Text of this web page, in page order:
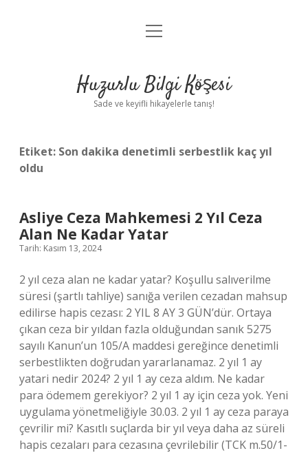
Anasayfa
Yasal Uyarı
menüyü
Huzurlu Bilgi Köşesi
Sade ve keyifli hikayelerle tanış!
Etiket: Son dakika denetimli serbestlik kaç yıl
oldu
Asliye Ceza Mahkemesi 2 Yıl Ceza
Alan Ne Kadar Yatar
Tarih: Kasım 13, 2024
2 yıl ceza alan ne kadar yatar? Koşullu salıverilme
süresi (şartlı tahliye) sanığa verilen cezadan mahsup
edilirse hapis cezası: 2 YIL 8 AY 3 GÜN’dür. Ortaya
çıkan ceza bir yıldan fazla olduğundan sanık 5275
sayılı Kanun’un 105/A maddesi gereğince denetimli
serbestlikten doğrudan yararlanamaz. 2 yıl 1 ay
yatari nedir 2024? 2 yıl 1 ay ceza aldım. Ne kadar
para ödemem gerekiyor? 2 yıl 1 ay için ceza yok. Yeni
uygulama yönetmeliğiyle 30.03. 2 yıl 1 ay ceza paraya
çevrilir mi? Kasıtlı suçlarda bir yıl veya daha az süreli
hapis cezaları para cezasına çevrilebilir (TCK m.50/1-